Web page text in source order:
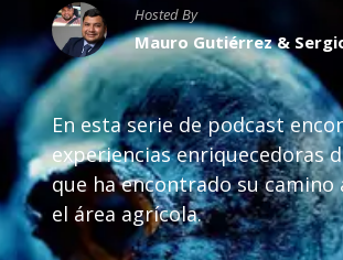
Hosted By
Mauro Gutiérrez &
En esta serie de podcast
experiencias enriquecedoras
que ha encontrado su camino
el área agrícola.